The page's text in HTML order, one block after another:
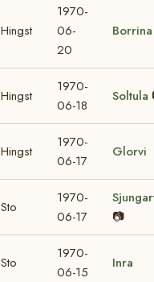
Hingst
1970-
06-
20
Borrina
Hingst
1970-
06-18
Soltula
Hingst
1970-
06-17
Glorvi
Sto
1970-
06-17
📷
Sto
1970-
06-15
Inra